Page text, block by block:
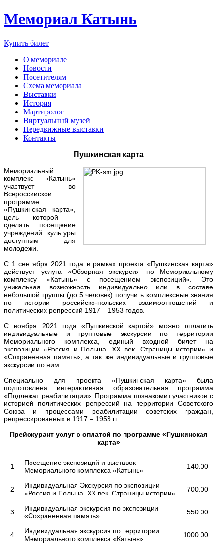
Мемориал Катынь
Купить билет
О мемориале
Новости
Посетителям
Схема мемориала
Выставки
История
Мартиролог
Виртуальный музей
Передвижные выставки
Контакты
Пушкинская карта
Мемориальный
комплекс «Катынь»
участвует во
Всероссийской
программе
«Пушкинская карта»,
цель которой –
сделать посещение
учреждений культуры
доступным для
молодежи.
С 1 сентября 2021 года в рамках проекта «Пушкинская карта»
действует услуга «Обзорная экскурсия по Мемориальному
комплексу «Катынь» с посещением экспозиций». Это
уникальная возможность индивидуально или в составе
небольшой группы (до 5 человек) получить комплексные знания
по истории российско-польских взаимоотношений и
политических репрессий 1917 – 1953 годов.
С ноября 2021 года «Пушкинской картой» можно оплатить
индивидуальные и групповые экскурсии по территории
Мемориального комплекса, единый входной билет на
экспозиции «Россия и Польша. ХХ век. Страницы истории» и
«Сохраненная память», а так же индивидуальные и групповые
экскурсии по ним.
Специально для проекта «Пушкинская карта» была
подготовлена интерактивная образовательная программа
«Подлежат реабилитации». Программа познакомит участников с
историей политических репрессий на территории Советского
Союза и процессами реабилитации советских граждан,
репрессированных в 1917 – 1953 гг.
Прейскурант услуг с оплатой по программе «Пушкинская
карта»
1.
Посещение экспозиций и выставок
Мемориального комплекса «Катынь»
140.00
2.
Индивидуальная Экскурсия по экспозиции
«Россия и Польша. XX век. Страницы истории»
700.00
3.
Индивидуальная экскурсия по экспозиции
«Сохраненная память»
550.00
4.
Индивидуальная экскурсия по территории
Мемориального комплекса «Катынь»
1000.00